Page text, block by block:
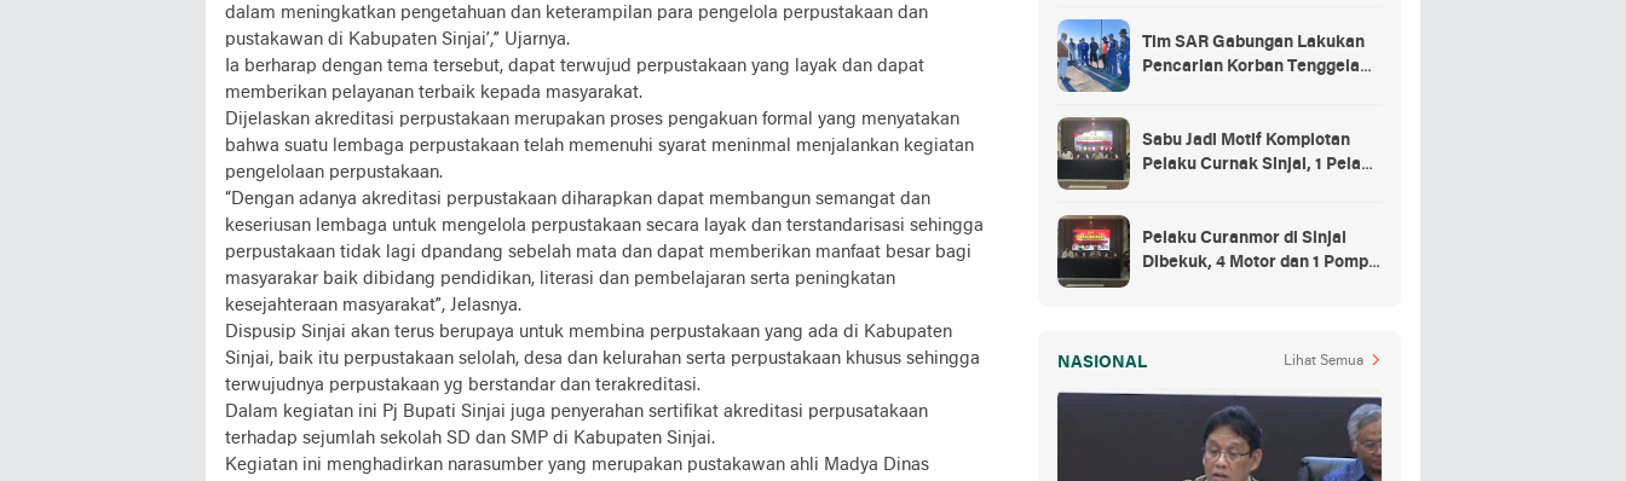
dalam meningkatkan pengetahuan dan keterampilan para pengelola perpustakaan dan
pustakawan di Kabupaten Sinjai’,” Ujarnya.
Ia berharap dengan tema tersebut, dapat terwujud perpustakaan yang layak dan dapat
memberikan pelayanan terbaik kepada masyarakat.
Dijelaskan akreditasi perpustakaan merupakan proses pengakuan formal yang menyatakan
bahwa suatu lembaga perpustakaan telah memenuhi syarat meninmal menjalankan kegiatan
pengelolaan perpustakaan.
“Dengan adanya akreditasi perpustakaan diharapkan dapat membangun semangat dan
keseriusan lembaga untuk mengelola perpustakaan secara layak dan terstandarisasi sehingga
perpustakaan tidak lagi dpandang sebelah mata dan dapat memberikan manfaat besar bagi
masyarakar baik dibidang pendidikan, literasi dan pembelajaran serta peningkatan
kesejahteraan masyarakat”, Jelasnya.
Dispusip Sinjai akan terus berupaya untuk membina perpustakaan yang ada di Kabupaten
Sinjai, baik itu perpustakaan selolah, desa dan kelurahan serta perpustakaan khusus sehingga
terwujudnya perpustakaan yg berstandar dan terakreditasi.
Dalam kegiatan ini Pj Bupati Sinjai juga penyerahan sertifikat akreditasi perpusatakaan
terhadap sejumlah sekolah SD dan SMP di Kabupaten Sinjai.
Kegiatan ini menghadirkan narasumber yang merupakan pustakawan ahli Madya Dinas
Tim SAR Gabungan Lakukan
Pencarian Korban Tenggelam
Sabu Jadi Motif Komplotan
Pelaku Curnak Sinjai, 1 Pelaku
Pelaku Curanmor di Sinjai
Dibekuk, 4 Motor dan 1 Pompa
NASIONAL Lihat Semua